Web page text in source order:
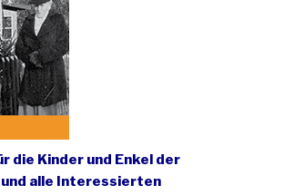
die Kinder und Enkel der
alle Interessierten